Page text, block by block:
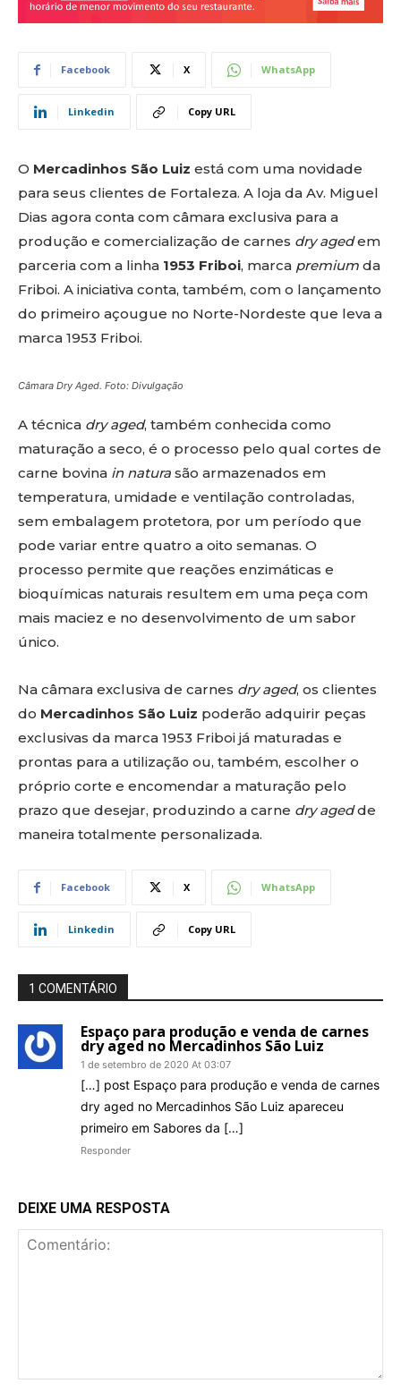
Facebook X WhatsApp
Linkedin Copy URL
O Mercadinhos São Luiz está com uma novidade
para seus clientes de Fortaleza. A loja da Av. Miguel
Dias agora conta com câmara exclusiva para a
produção e comercialização de carnes dry agedem
parceria com a linha 1953 Friboi, marca premium da
Friboi. A iniciativa conta, também, com o lançamento
do primeiro açougue no Norte-Nordeste que leva a
marca 1953 Friboi.
Câmara Dry Aged. Foto: Divulgação
A técnica dry aged, também conhecida como
maturação a seco, é o processo pelo qual cortes de
carne bovina in natura são armazenados em
temperatura, umidade e ventilação controladas,
sem embalagem protetora, por um período que
pode variar entre quatro a oito semanas. O
processo permite que reações enzimáticas e
bioquímicas naturais resultem em uma peça com
mais maciez e no desenvolvimento de um sabor
único.
Na câmara exclusiva de carnes dry aged, os clientes
do Mercadinhos São Luiz poderão adquirir peças
exclusivas da marca 1953 Friboi já maturadas e
prontas para a utilização ou, também, escolher o
próprio corte e encomendar a maturação pelo
prazo que desejar, produzindo a carne dry agedde
maneira totalmente personalizada.
Facebook X WhatsApp
Linkedin Copy URL
1 COMENTÁRIO
Espaço para produção e venda de carnes
dry aged no Mercadinhos São Luiz
1 de setembro de 2020 At 03:07
[…] post Espaço para produção e venda de carnes
dry aged no Mercadinhos São Luiz apareceu
primeiro em Sabores da […]
Responder
DEIXE UMA RESPOSTA